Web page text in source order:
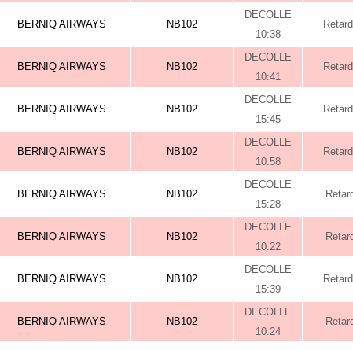
BERNIQ AIRWAYS NB102
DECOLLE
10:38
BERNIQ AIRWAYS NB102
DECOLLE
10:41
BERNIQ AIRWAYS NB102
DECOLLE
15:45
BERNIQ AIRWAYS NB102
DECOLLE
10:58
BERNIQ AIRWAYS NB102
DECOLLE
15:28
BERNIQ AIRWAYS NB102
DECOLLE
10:22
BERNIQ AIRWAYS NB102
DECOLLE
15:39
BERNIQ AIRWAYS NB102
DECOLLE
10:24